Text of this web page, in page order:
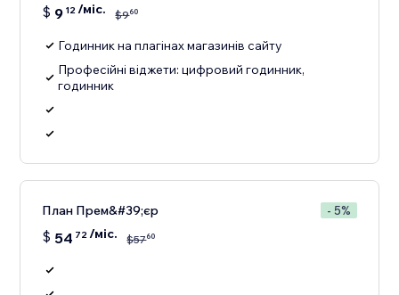
$ 9 12/міс. $960
Годинник на плагінах магазинів сайту
Професійні віджети: цифровий годинник,
годинник
План Прем&#39;єр - 5%
$ 54 72/міс. $5760